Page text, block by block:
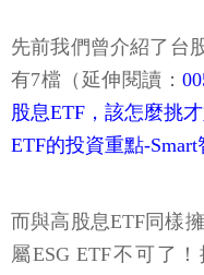
先前我們曾介紹了台
有7檔（延伸閱讀：
股息ETF，該怎麼挑
ETF的投資重點-
而與高股息ETF同樣
屬ESG ETF不可了